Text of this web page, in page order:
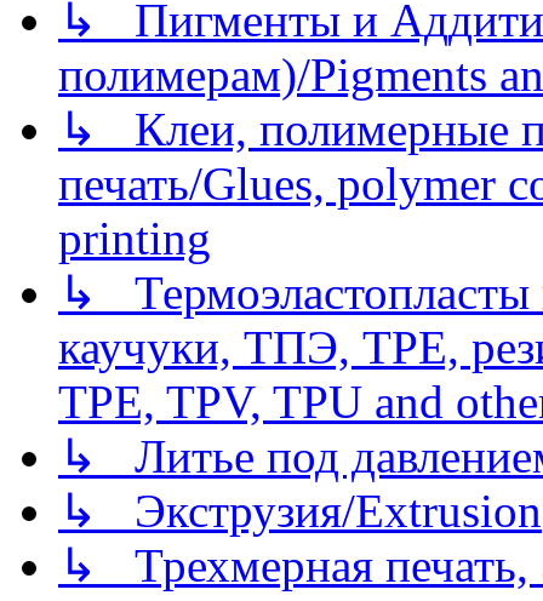
↳ Пигменты и
полимерам)/Pigments
↳ Клеи, полимерные
печать/Glues, polymer
printing
↳
каучуки, ТПЭ, TPE,
TPE, TPV, TPU and
↳ Литье под
↳ Экструзия/Extrusion
↳ Трехмерная